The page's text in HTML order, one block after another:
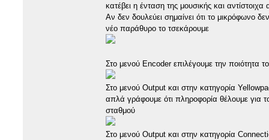
κατέβει η ένταση της μουσικής και
Αν δεν δουλεύει σημαίνει ότι το μικρόφωνο
νέο παράθυρο το τσεκάρουμε
Στο μενού Encoder επιλέγουμε την ποιότητα
Στο μενού Output και στην κατηγορία
απλά γράφουμε ότι πληροφορία θέλουμε για
σταθμού
Στο μενού Output και στην κατηγορία